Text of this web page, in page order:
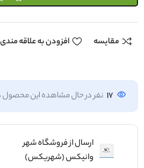
مقایسه افزودن به علاقه مندی
17 نفر در حال مشاهده این
ارسال از فروشگاه شهر
وانیکس (شهریکس)